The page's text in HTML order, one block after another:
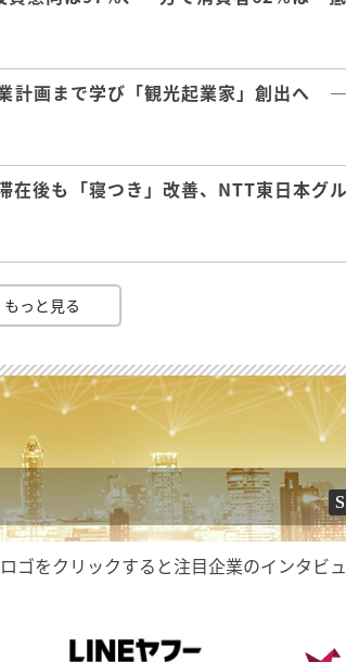
計画まで学び「観光起業家」創出へ
後も「寝つき」改善、NTT東日本グ
もっと見る
ゴをクリックすると注目企業のインタビ